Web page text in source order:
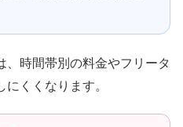
、時間帯別の料金やフリータ
くくなります。